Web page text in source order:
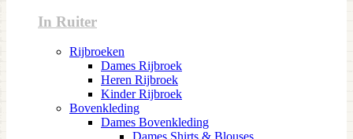
In Ruiter
Rijbroeken
Dames Rijbroek
Heren Rijbroek
Kinder Rijbroek
Bovenkleding
Dames Bovenkleding